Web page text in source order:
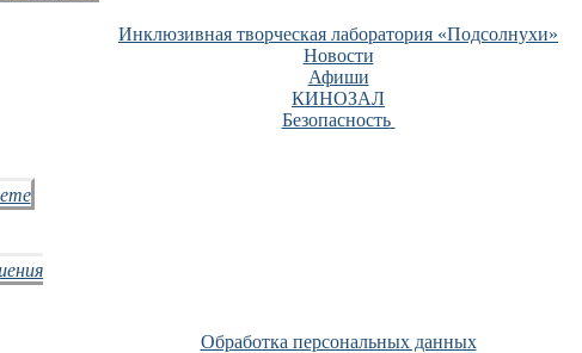
Инклюзивная творческая лаборатория «Подсолнухи»
Новости
Афиши
КИНОЗАЛ
Безопасность
Обработка персональных данных